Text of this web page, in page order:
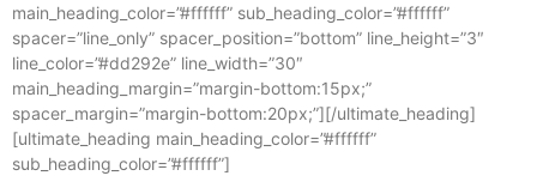
main_heading_color=”#ffffff” sub_heading_color=”#ffffff”
spacer=”line_only” spacer_position=”bottom” line_height=”3″
line_color=”#dd292e” line_width=”30″
main_heading_margin=”margin-bottom:15px;”
spacer_margin=”margin-bottom:20px;”][/ultimate_heading]
[ultimate_heading main_heading_color=”#ffffff”
sub_heading_color=”#ffffff”]